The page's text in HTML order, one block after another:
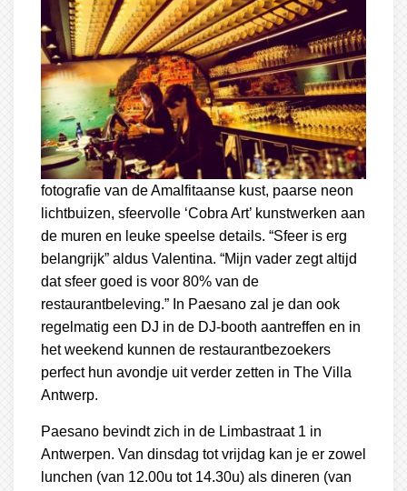
fotografie van de Amalfitaanse kust, paarse neon
lichtbuizen, sfeervolle ‘Cobra Art’ kunstwerken aan
de muren en leuke speelse details. “Sfeer is erg
belangrijk” aldus Valentina. “Mijn vader zegt altijd
dat sfeer goed is voor 80% van de
restaurantbeleving.” In Paesano zal je dan ook
regelmatig een DJ in de DJ-booth aantreffen en in
het weekend kunnen de restaurantbezoekers
perfect hun avondje uit verder zetten in The Villa
Antwerp.
Paesano bevindt zich in de Limbastraat 1 in
Antwerpen. Van dinsdag tot vrijdag kan je er zowel
lunchen (van 12.00u tot 14.30u) als dineren (van